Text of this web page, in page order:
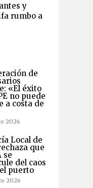
y
rumbo a
de
«El éxito
no puede
a costa de
2026
Local de
que
se
del caos
puerto
2026